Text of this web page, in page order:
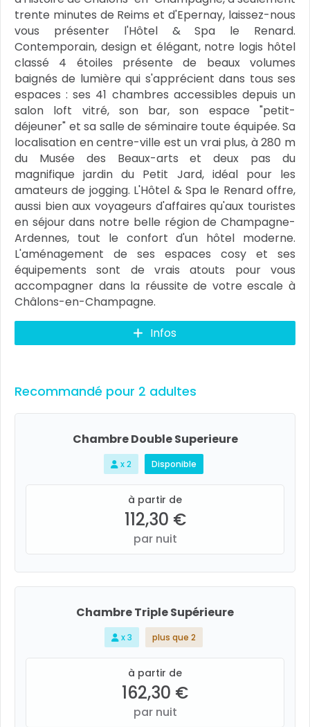
trente minutes de Reims et d'Epernay, laissez-nous
vous présenter l'Hôtel & Spa le Renard.
Contemporain, design et élégant, notre logis hôtel
classé 4 étoiles présente de beaux volumes
baignés de lumière qui s'apprécient dans tous ses
espaces : ses 41 chambres accessibles depuis un
salon loft vitré, son bar, son espace "petit-
déjeuner" et sa salle de séminaire toute équipée. Sa
localisation en centre-ville est un vrai plus, à 280 m
du Musée des Beaux-arts et deux pas du
magnifique jardin du Petit Jard, idéal pour les
amateurs de jogging. L'Hôtel & Spa le Renard offre,
aussi bien aux voyageurs d'affaires qu'aux touristes
en séjour dans notre belle région de Champagne-
Ardennes, tout le confort d'un hôtel moderne.
L'aménagement de ses espaces cosy et ses
équipements sont de vrais atouts pour vous
accompagner dans la réussite de votre escale à
Châlons-en-Champagne.
Infos
Recommandé pour 2 adultes
Chambre Double Superieure
x 2 Disponible
à partir de
112,30 €
par nuit
Chambre Triple Supérieure
x 3 plus que 2
à partir de
162,30 €
par nuit